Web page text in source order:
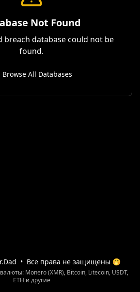
Not Found
breach database could not be
found.
Browse All Databases
• Все права не защищены 🤭
Monero (XMR), Bitcoin, Litecoin, USDT,
ETH и другие